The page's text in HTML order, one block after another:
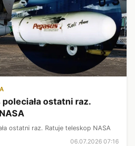
ostatni raz.
ostatni raz. Ratuje teleskop NASA
06.07.2026 07:16